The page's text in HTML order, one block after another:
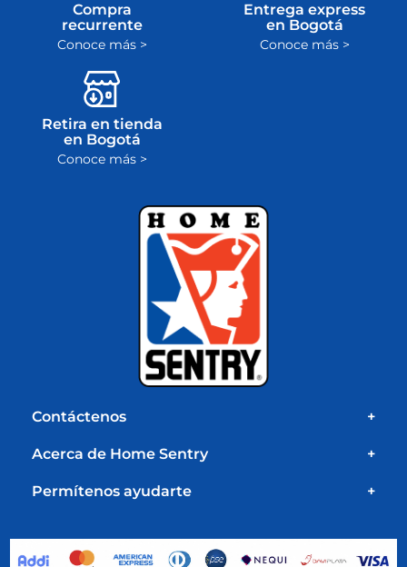
Compra
recurrente
Conoce más >
Entrega express
en Bogotá
Conoce más >
Retira en tienda
en Bogotá
Conoce más >
Contáctenos +
Acerca de Home Sentry +
Permítenos ayudarte +